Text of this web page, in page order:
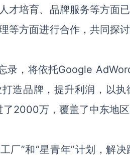
才培育、品牌服务等方面
等方面进行合作，共同探
录，将依托Google
造品牌，提升利润，以
2000万，覆盖了中东地
厂”和“星青年”计划，解